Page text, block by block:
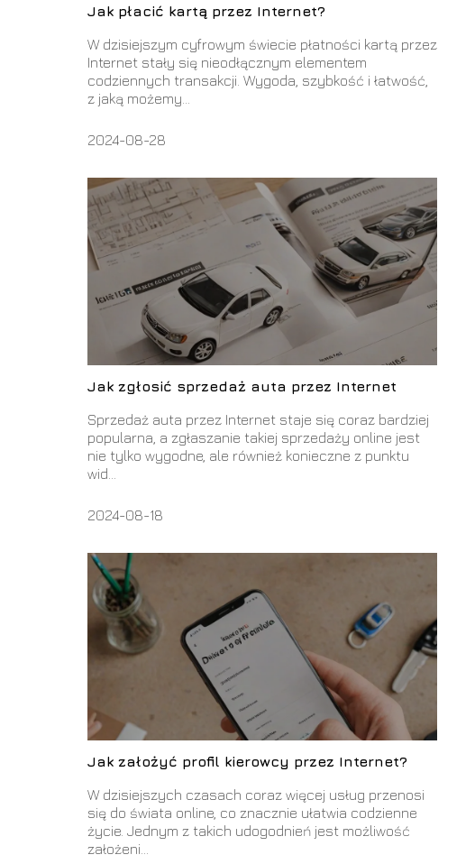
Jak płacić kartą przez Internet?
W dzisiejszym cyfrowym świecie płatności kartą przez
Internet stały się nieodłącznym elementem
codziennych transakcji. Wygoda, szybkość i łatwość,
z jaką możemy...
2024-08-28
Jak zgłosić sprzedaż auta przez Internet
Sprzedaż auta przez Internet staje się coraz bardziej
popularna, a zgłaszanie takiej sprzedaży online jest
nie tylko wygodne, ale również konieczne z punktu
wid...
2024-08-18
Jak założyć profil kierowcy przez Internet?
W dzisiejszych czasach coraz więcej usług przenosi
się do świata online, co znacznie ułatwia codzienne
życie. Jednym z takich udogodnień jest możliwość
założeni...